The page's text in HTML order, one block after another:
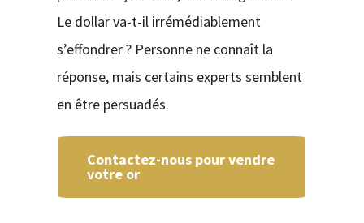
Le dollar va-t-il irrémédiablement
s’effondrer ? Personne ne connaît la
réponse, mais certains experts semblent
en être persuadés.
Contactez-nous pour vendre
votre or